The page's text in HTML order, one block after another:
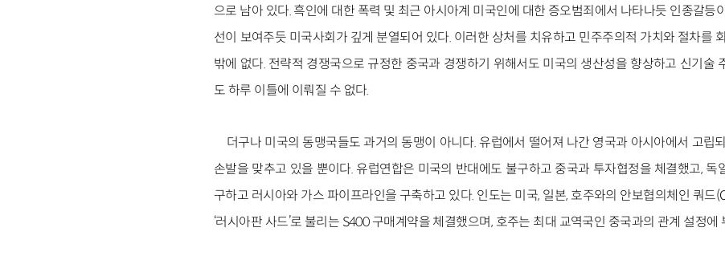
으로 남아 있다. 흑인에 대한 폭력 및 최근 아시아계 미국인에 대한 증오범죄에서 나타나듯 인종갈등
선이 보여주듯 미국사회가 깊게 분열되어 있다. 이러한 상처를 치유하고 민주주의적 가치와 절차를
밖에 없다. 전략적 경쟁국으로 규정한 중국과 경쟁하기 위해서도 미국의 생산성을 향상하고 신기술
도 하루 이틀에 이뤄질 수 없다.
더구나 미국의 동맹국들도 과거의 동맹이 아니다. 유럽에서 떨어져 나간 영국과 아시아에서 고립
손발을 맞추고 있을 뿐이다. 유럽연합은 미국의 반대에도 불구하고 중국과 투자협정을 체결했고, 독
구하고 러시아와 가스 파이프라인을 구축하고 있다. 인도는 미국, 일본, 호주와의 안보협의체인 쿼드
‘러시아판 사드’로 불리는 S400 구매계약을 체결했으며, 호주는 최대 교역국인 중국과의 관계 설정에